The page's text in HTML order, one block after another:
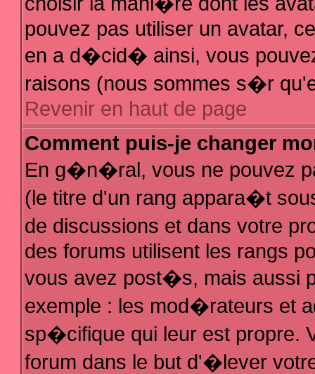
pouvez pas utiliser un avatar,
en a d�cid� ainsi, vous
raisons (nous sommes s�r
Revenir en haut de page
Comment puis-je changer
En g�n�ral, vous ne pouvez
(le titre d'un rang appara�t
de discussions et dans votre
des forums utilisent les rangs
vous avez post�s, mais aussi
exemple : les mod�rateurs et
sp�cifique qui leur est propre.
forum dans le but d'�lever